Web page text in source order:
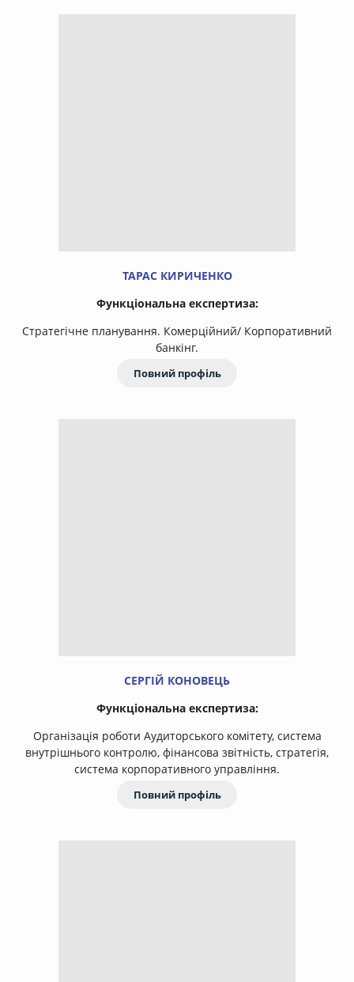
ТАРАС КИРИЧЕНКО
Функціональна експертиза:
Стратегічне планування. Комерційний/ Корпоративний
банкінг.
Повний профіль
СЕРГІЙ КОНОВЕЦЬ
Функціональна експертиза:
Організація роботи Аудиторського комітету, система
внутрішнього контролю, фінансова звітність, стратегія,
система корпоративного управління.
Повний профіль